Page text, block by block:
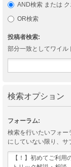
AND検索 または
OR検索
投稿者検索:
部分一致としてワイル
検索オプション
フォーラム:
検索を行いたいフォー
にしていない限り、サ